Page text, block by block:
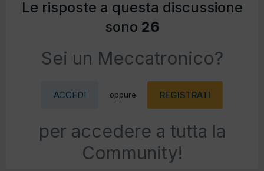
Le risposte a questa discussione
sono 26
Sei un Meccatronico?
ACCEDI oppure REGISTRATI
per accedere a tutta la
Community!